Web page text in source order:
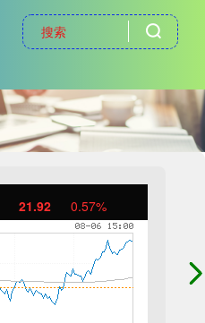
21.92 0.57%